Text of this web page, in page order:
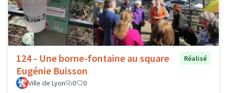
124 - Une borne-fontaine au square
Eugénie Buisson
Réalisé
Ville de Lyon 0 0